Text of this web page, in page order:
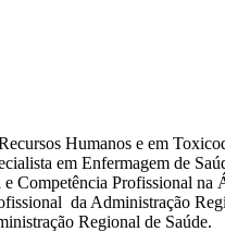
Humanos e em
em Enfermagem de
Profissional
da Administração
Regional de Saúde.